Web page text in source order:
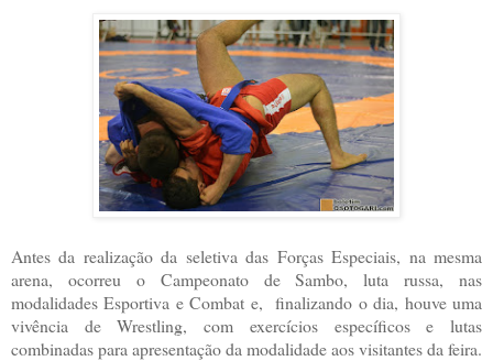
Antes da realização da seletiva das Forças Especiais, na mesma
arena, ocorreu o Campeonato de Sambo, luta russa, nas
modalidades Esportiva e Combat e, finalizando o dia, houve uma
vivência de Wrestling, com exercícios específicos e lutas
combinadas para apresentação da modalidade aos visitantes da feira.